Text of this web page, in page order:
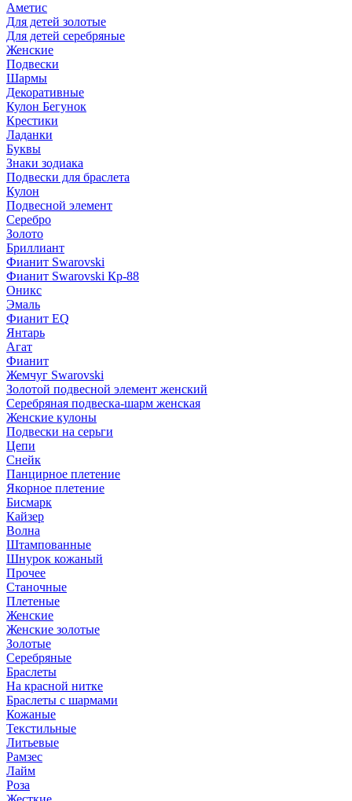
Аметис
Для детей золотые
Для детей серебряные
Женские
Подвески
Шармы
Декоративные
Кулон Бегунок
Крестики
Ладанки
Буквы
Знаки зодиака
Подвески для браслета
Кулон
Подвесной элемент
Серебро
Золото
Бриллиант
Фианит Swarovski
Фианит Swarovski Кр-88
Оникс
Эмаль
Фианит EQ
Янтарь
Агат
Фианит
Жемчуг Swarovski
Золотой подвесной элемент женcкий
Серебряная подвеска-шарм женская
Женские кулоны
Подвески на серьги
Цепи
Снейк
Панцирное плетение
Якорное плетение
Бисмарк
Кайзер
Волна
Штампованные
Шнурок кожаный
Прочее
Станочные
Плетеные
Женские
Женские золотые
Золотые
Серебряные
Браслеты
На красной нитке
Браслеты с шармами
Кожаные
Текстильные
Литьевые
Рамзес
Лайм
Роза